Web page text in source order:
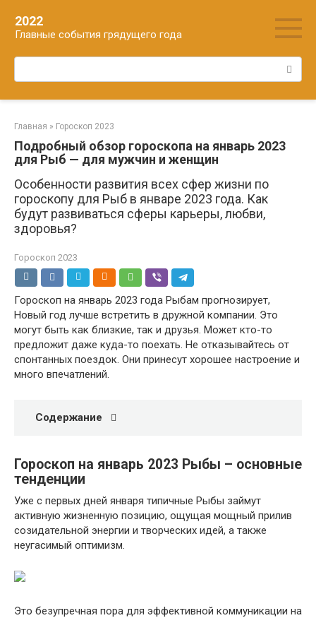
контенту
2022
Главные события грядущего года
Главная » Гороскоп 2023
Подробный обзор гороскопа на январь 2023
для Рыб — для мужчин и женщин
Особенности развития всех сфер жизни по
гороскопу для Рыб в январе 2023 года. Как
будут развиваться сферы карьеры, любви,
здоровья?
Гороскоп 2023
Гороскоп на январь 2023 года Рыбам прогнозирует,
Новый год лучше встретить в дружной компании. Это
могут быть как близкие, так и друзья. Может кто-то
предложит даже куда-то поехать. Не отказывайтесь от
спонтанных поездок. Они принесут хорошее настроение и
много впечатлений.
Содержание
Гороскоп на январь 2023 Рыбы – основные
тенденции
Уже с первых дней января типичные Рыбы займут
активную жизненную позицию, ощущая мощный прилив
созидательной энергии и творческих идей, а также
неугасимый оптимизм.
Это безупречная пора для эффективной коммуникации на